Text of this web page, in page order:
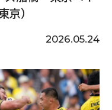
）
2026.05.24